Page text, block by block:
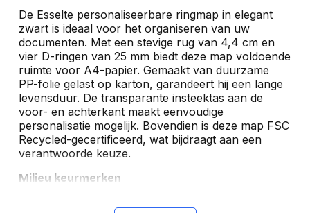
De Esselte personaliseerbare ringmap in elegant
zwart is ideaal voor het organiseren van uw
documenten. Met een stevige rug van 4,4 cm en
vier D-ringen van 25 mm biedt deze map voldoende
ruimte voor A4-papier. Gemaakt van duurzame
PP-folie gelast op karton, garandeert hij een lange
levensduur. De transparante insteektas aan de
voor- en achterkant maakt eenvoudige
personalisatie mogelijk. Bovendien is deze map FSC
Recycled-gecertificeerd, wat bijdraagt aan een
verantwoorde keuze.
Milieu keurmerken